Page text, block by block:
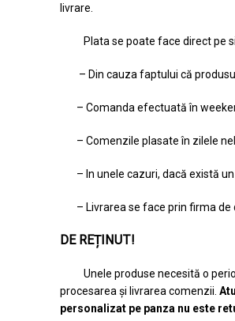
livrare.
Plata se poate face direct pe
– Din cauza faptului că
– Comanda efectuată în
– Comenzile plasate în zilele
– In unele cazuri, dacă există
– Livrarea se face prin firma de
DE REȚINUT!
Unele produse necesită o
procesarea și livrarea comenzii. A
personalizat pe panza nu este